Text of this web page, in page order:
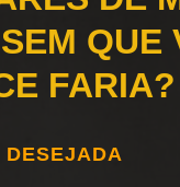
FARIA?
DESEJADA